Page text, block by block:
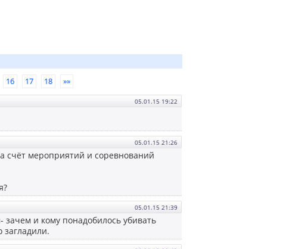
16 17 18 »»
05.01.15 19:22
05.01.15 21:26
счёт мероприятий и соревнований
05.01.15 21:39
и кому понадобилось убивать